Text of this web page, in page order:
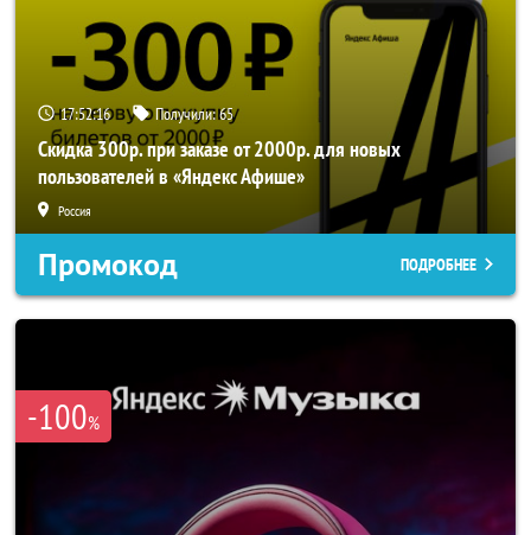
17:52:15 Получили:65
Скидка 300р. при заказе от 2000р. для новых
пользователей в «Яндекс Афише»
Россия
Промокод ПОДРОБНЕЕ
-100%